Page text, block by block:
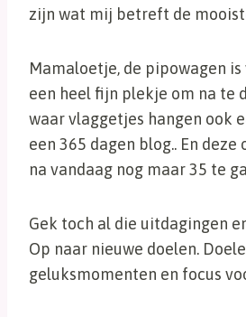
zijn wat mij betreft de
Mamaloetje, de pipowagen
een heel fijn plekje om na te
waar vlaggetjes hangen ook
een 365 dagen blog.. En
na vandaag nog maar 35 te
Gek toch al die uitdagingen
Op naar nieuwe doelen.
geluksmomenten en focus